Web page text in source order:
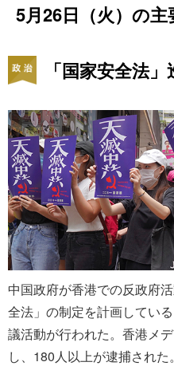
5月26日（火）の
「国家安全法
中国政府が香港での反政府
全法」の制定を計画してい
議活動が行われた。香港メ
し、180人以上が逮捕された。